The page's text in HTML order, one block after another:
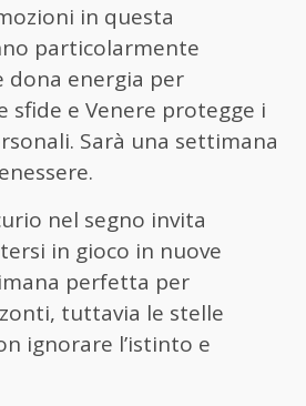
in questa
particolarmente
dona energia per
sfide e Venere protegge i
Sarà una settimana
nel segno invita
in gioco in nuove
perfetta per
tuttavia le stelle
ignorare l’istinto e